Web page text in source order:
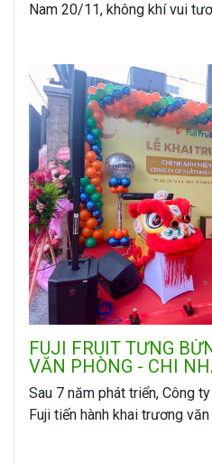
Nam 20/11, không khí vui
FUJI FRUIT TƯNG
VĂN PHÒNG - CHI
Sau 7 năm phát triển, Công
Fuji tiến hành khai trương